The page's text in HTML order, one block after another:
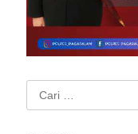
Cari
untuk: